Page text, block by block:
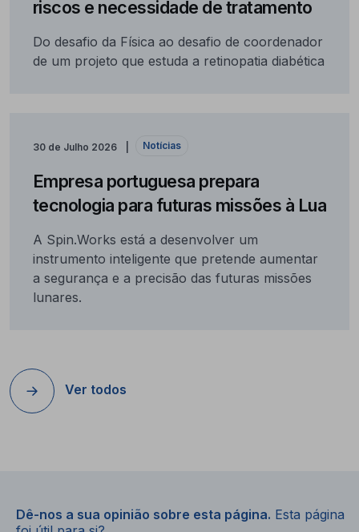
riscos e necessidade de tratamento
Do desafio da Física ao desafio de coordenador
de um projeto que estuda a retinopatia diabética
30 de Julho 2026 Notícias
Empresa portuguesa prepara
tecnologia para futuras missões à Lua
A Spin.Works está a desenvolver um
instrumento inteligente que pretende aumentar
a segurança e a precisão das futuras missões
lunares.
Ver todos
Dê-nos a sua opinião sobre esta página. Esta página